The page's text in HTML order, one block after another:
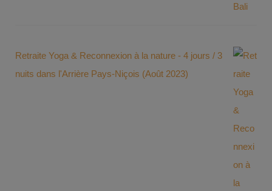
Retraite Yoga & Reconnexion à la nature - 4 jours / 3
nuits dans l'Arrière Pays-Niçois (Août 2023)